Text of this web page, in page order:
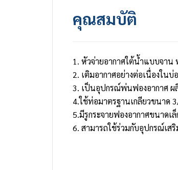
คุณสมบัติ
1. หัวจ่ายอากาศใต้น้ำแบบจาน
2. เติมอากาศอย่างต่อเนื่องใน
3. เป็นอุปกรณ์พ่นฟองอากาศ ผ
4.ใช้ท่อมาตรฐานเกลียวขนาด
5.มีรูกระจายฟองอากาศขนาดเ
6. สามารถใช้ร่วมกับอุปกรณ์เส